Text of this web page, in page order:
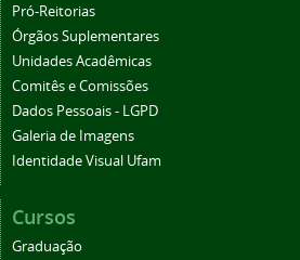
Pró-Reitorias
Órgãos Suplementares
Unidades Acadêmicas
Comitês e Comissões
Dados Pessoais - LGPD
Galeria de Imagens
Identidade Visual Ufam
Cursos
Graduação